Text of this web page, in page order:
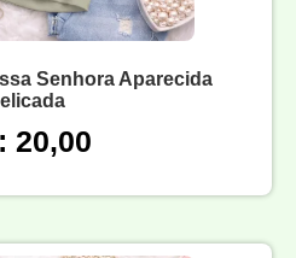
Senhora Aparecida
20,00